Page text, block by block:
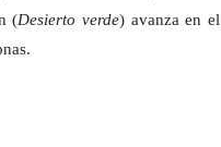
(Desierto verde) avanza en el